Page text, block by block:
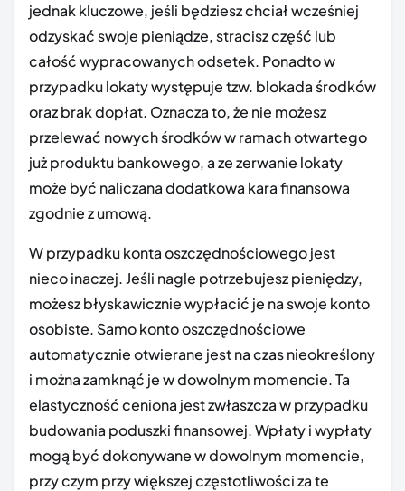
jednak kluczowe, jeśli będziesz chciał wcześniej
odzyskać swoje pieniądze, stracisz część lub
całość wypracowanych odsetek. Ponadto w
przypadku lokaty występuje tzw. blokada środków
oraz brak dopłat. Oznacza to, że nie możesz
przelewać nowych środków w ramach otwartego
już produktu bankowego, a ze zerwanie lokaty
może być naliczana dodatkowa kara finansowa
zgodnie z umową.
W przypadku konta oszczędnościowego jest
nieco inaczej. Jeśli nagle potrzebujesz pieniędzy,
możesz błyskawicznie wypłacić je na swoje konto
osobiste. Samo konto oszczędnościowe
automatycznie otwierane jest na czas nieokreślony
i można zamknąć je w dowolnym momencie. Ta
elastyczność ceniona jest zwłaszcza w przypadku
budowania poduszki finansowej. Wpłaty i wypłaty
mogą być dokonywane w dowolnym momencie,
przy czym przy większej częstotliwości za te